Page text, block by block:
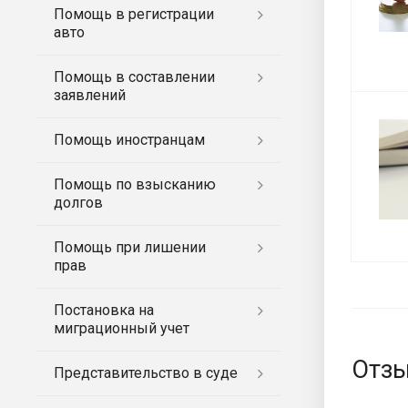
Помощь в регистрации
авто
Помощь в составлении
заявлений
Помощь иностранцам
Помощь по взысканию
долгов
Помощь при лишении
прав
Постановка на
миграционный учет
Представительство в суде